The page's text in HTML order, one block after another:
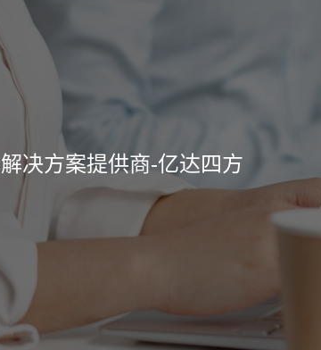
决方案提供商-亿达四方